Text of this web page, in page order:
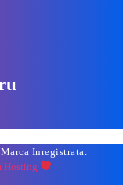
Inregistrata.
Hosting